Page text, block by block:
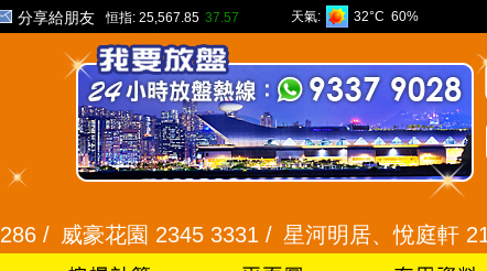
分享給朋友 恒指: 25,567.85 37.57 天氣: 32°C 60%
威豪花園 2345 3331 /星河明居、悅庭軒 2116